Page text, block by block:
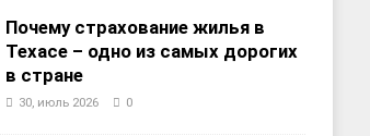
Почему страхование жилья в
Техасе – одно из самых дорогих
в стране
30, июль 2026 0